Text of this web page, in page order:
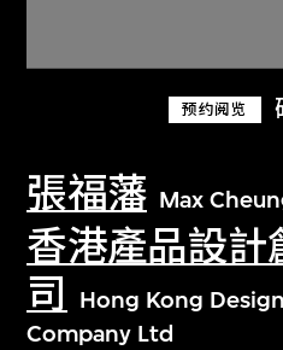
预约阅览
張福藩 Max
香港產品設計
司
Hong Kong
Company Ltd
关于M+藏品
探索世界顶级的二十
文化藏品。